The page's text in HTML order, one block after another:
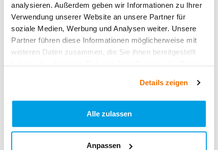
analysieren. Außerdem geben wir Informationen zu Ihrer
Verwendung unserer Website an unsere Partner für
soziale Medien, Werbung und Analysen weiter. Unsere
Partner führen diese Informationen möglicherweise mit
weiteren Daten zusammen, die Sie ihnen bereitgestellt
Details zeigen
Alle zulassen
Anpassen